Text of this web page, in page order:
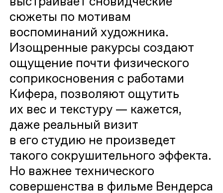
сюжеты по мотивам
воспоминаний художника.
Изощренные ракурсы создают
ощущение почти физического
соприкосновения с работами
Кифера, позволяют ощутить
их вес и текстуру — кажется,
даже реальный визит
в его студию не произведет
такого сокрушительного эффекта.
Но важнее технического
совершенства в фильме Вендерса